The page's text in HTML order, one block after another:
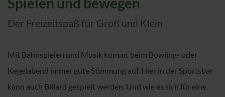
Der Freizeitspaß für Groß und Klein
Mit Bahnspielen und Musik kommt beim Bowling- oder
Kegelabend immer gute Stimmung auf. Hier in der Sportsbar
kann auch Billard gespielt werden. Und wie es sich für eine